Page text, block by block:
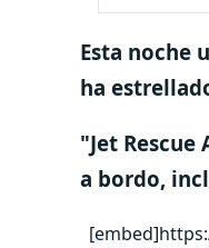
Esta noche
ha
"Jet
a bordo,